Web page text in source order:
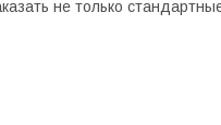
не только